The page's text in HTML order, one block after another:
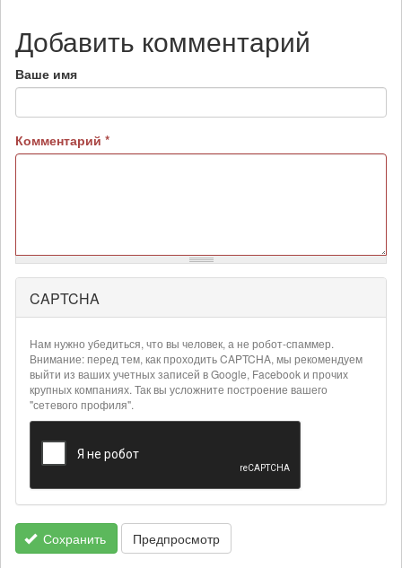
Добавить комментарий
Ваше имя
Комментарий *
CAPTCHA
Нам нужно убедиться, что вы человек, а не робот-спаммер.
Внимание: перед тем, как проходить CAPTCHA, мы рекомендуем
выйти из ваших учетных записей в Google, Facebook и прочих
крупных компаниях. Так вы усложните построение вашего
"сетевого профиля".
Сохранить Предпросмотр